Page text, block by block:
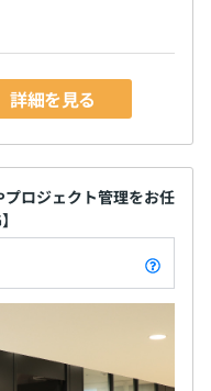
詳細を見る
ロジェクト管理をお任